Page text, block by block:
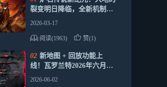
裂变明日降临，全新机制与
2026-03-17
阅读(1963) 赞(1)
02 新地图 + 回放功能上
线！瓦罗兰特2026年六月福
2026-06-02